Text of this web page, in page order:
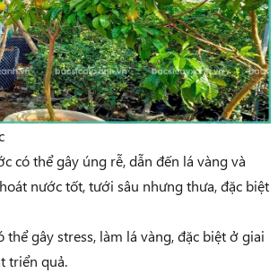
có thể gây úng rễ, dẫn đến lá vàng và
nước tốt, tưới sâu nhưng thưa, đặc biệt
thể gây stress, làm lá vàng, đặc biệt ở giai
triển quả.